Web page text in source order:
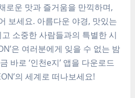
로운 맛과 즐거움을 만끽하며,
보세요. 아름다운 야경, 맛있는
소중한 사람들과의 특별한 시
은 여러분에게 잊을 수 없는 밤
바로 ‘인천e지’ 앱을 다운로드
의 세계로 떠나보세요!